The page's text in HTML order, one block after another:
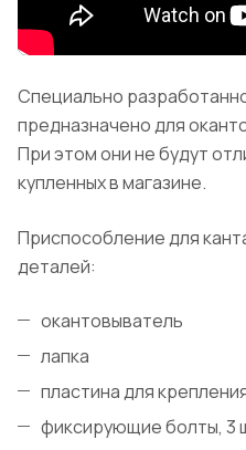
Специально
предназначено для
При этом они не будут
купленных в магазине.
Приспособление для
деталей:
окантовыватель
лапка
пластина для
фиксирующие болты, 3